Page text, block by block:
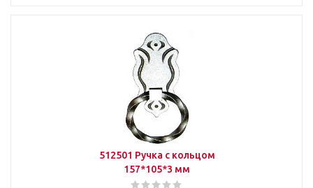
512501 Ручка с кольцом
157*105*3 мм